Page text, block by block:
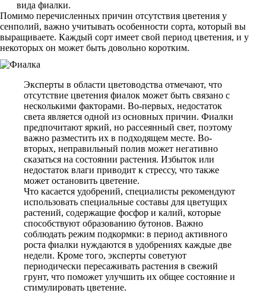
вида фиалки.
Помимо перечисленных причин отсутствия цветения у
сенполий, важно учитывать особенности сорта, который вы
выращиваете. Каждый сорт имеет свой период цветения, и у
некоторых он может быть довольно коротким.
Эксперты в области цветоводства отмечают, что
отсутствие цветения фиалок может быть связано с
несколькими факторами. Во-первых, недостаток
света является одной из основных причин. Фиалки
предпочитают яркий, но рассеянный свет, поэтому
важно разместить их в подходящем месте. Во-
вторых, неправильный полив может негативно
сказаться на состоянии растения. Избыток или
недостаток влаги приводит к стрессу, что также
может остановить цветение.
Что касается удобрений, специалисты рекомендуют
использовать специальные составы для цветущих
растений, содержащие фосфор и калий, которые
способствуют образованию бутонов. Важно
соблюдать режим подкормки: в период активного
роста фиалки нуждаются в удобрениях каждые две
недели. Кроме того, эксперты советуют
периодически пересаживать растения в свежий
грунт, что поможет улучшить их общее состояние и
стимулировать цветение.